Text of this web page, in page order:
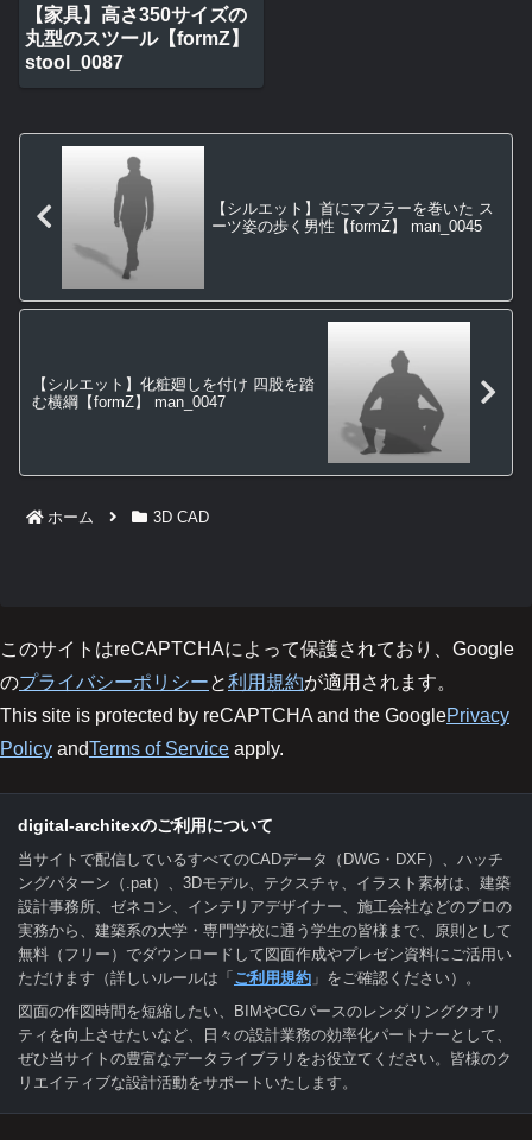
【家具】高さ350サイズの
丸型のスツール【formZ】
stool_0087
【シルエット】首にマフラーを巻いた ス
ーツ姿の歩く男性【formZ】 man_0045
【シルエット】化粧廻しを付け 四股を踏
む横綱【formZ】 man_0047
ホーム 3D CAD
このサイトはreCAPTCHAによって保護されており、Google
のプライバシーポリシーと利用規約が適用されます。
This site is protected by reCAPTCHA and the GooglePrivacy
Policy andTerms of Service apply.
digital-architexのご利用について
当サイトで配信しているすべてのCADデータ（DWG・DXF）、ハッチ
ングパターン（.pat）、3Dモデル、テクスチャ、イラスト素材は、建築
設計事務所、ゼネコン、インテリアデザイナー、施工会社などのプロの
実務から、建築系の大学・専門学校に通う学生の皆様まで、原則として
無料（フリー）でダウンロードして図面作成やプレゼン資料にご活用い
ただけます（詳しいルールは「ご利用規約 」をご確認ください）。
図面の作図時間を短縮したい、BIMやCGパースのレンダリングクオリ
ティを向上させたいなど、日々の設計業務の効率化パートナーとして、
ぜひ当サイトの豊富なデータライブラリをお役立てください。皆様のク
リエイティブな設計活動をサポートいたします。